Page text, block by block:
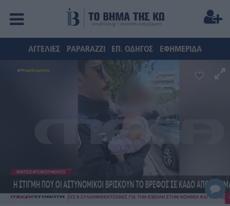
ΑΓΓΕΛΙΕΣ PAPARAZZI ΕΠ. ΟΔΗΓΟΣ ΕΦΗΜΕΡΙΔΑ